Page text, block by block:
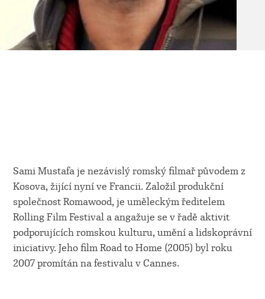
Sami Mustafa je nezávislý romský filmař původem z
Kosova, žijící nyní ve Francii. Založil produkční
společnost Romawood, je uměleckým ředitelem
Rolling Film Festival a angažuje se v řadě aktivit
podporujících romskou kulturu, umění a lidskoprávní
iniciativy. Jeho film Road to Home (2005) byl roku
2007 promítán na festivalu v Cannes.